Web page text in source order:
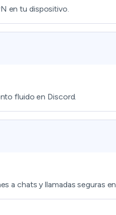
en tu dispositivo.
fluido en Discord.
a chats y llamadas seguras